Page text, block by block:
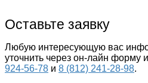
Оставьте заявку
Любую интересующую вас
уточнить через он-лайн форму
924-56-78 и 8 (812) 241-28-98.